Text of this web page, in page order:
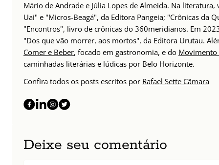
Mário de Andrade e Júlia Lopes de Almeida. Na
Uai" e "Micros-Beagá", da Editora Pangeia; "Crônicas da
"Encontros", livro de crônicas do 360meridianos. Em
"Dos que vão morrer, aos mortos", da Editora Urutau.
Comer e Beber, focado em gastronomia, e do Movimento
caminhadas literárias e lúdicas por Belo Horizonte.
Confira todos os posts escritos por Rafael Sette Câmara
Deixe seu comentário